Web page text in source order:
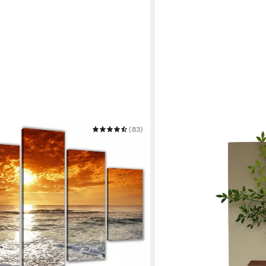
m 5er Set Visario auf Leinwand
(83)